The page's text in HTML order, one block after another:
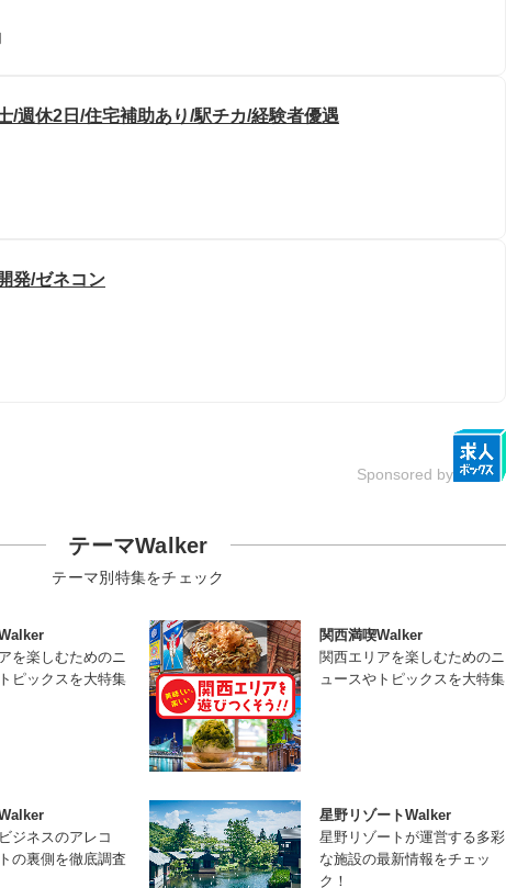
/週休2日/住宅補助あり/駅チカ/経験者優遇
発/ゼネコン
Sponsored by
テーマWalker
テーマ別特集をチェック
を楽しむためのニ
ピックスを大特集
関西満喫Walker
関西エリアを楽しむためのニ
ュースやトピックスを大特集
ジネスのアレコ
の裏側を徹底調査
星野リゾートWalker
星野リゾートが運営する多彩
な施設の最新情報をチェッ
ク！